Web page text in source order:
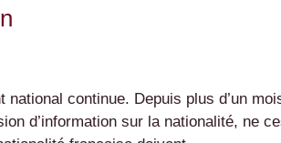
national continue. Depuis plus d’un
d’information sur la nationalité, ne